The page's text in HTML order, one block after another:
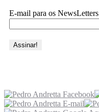
E-mail para os NewsLetters